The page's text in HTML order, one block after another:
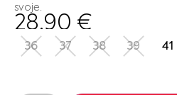
svoje.
28.90 €
36 37 38 39 41